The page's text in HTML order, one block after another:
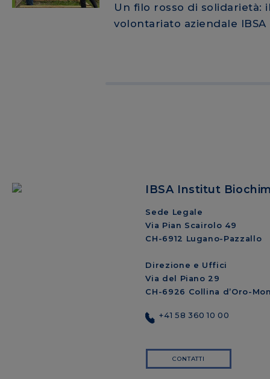
Un filo rosso di solidarietà:
volontariato aziendale IBSA
IBSA Institut
Sede Legale
Via Pian Scairolo 49
CH-6912 Lugano-Pazzallo
Direzione e Uffici
Via del Piano 29
CH-6926 Collina d’Oro-
+41 58 360 10 00
CONTATTI